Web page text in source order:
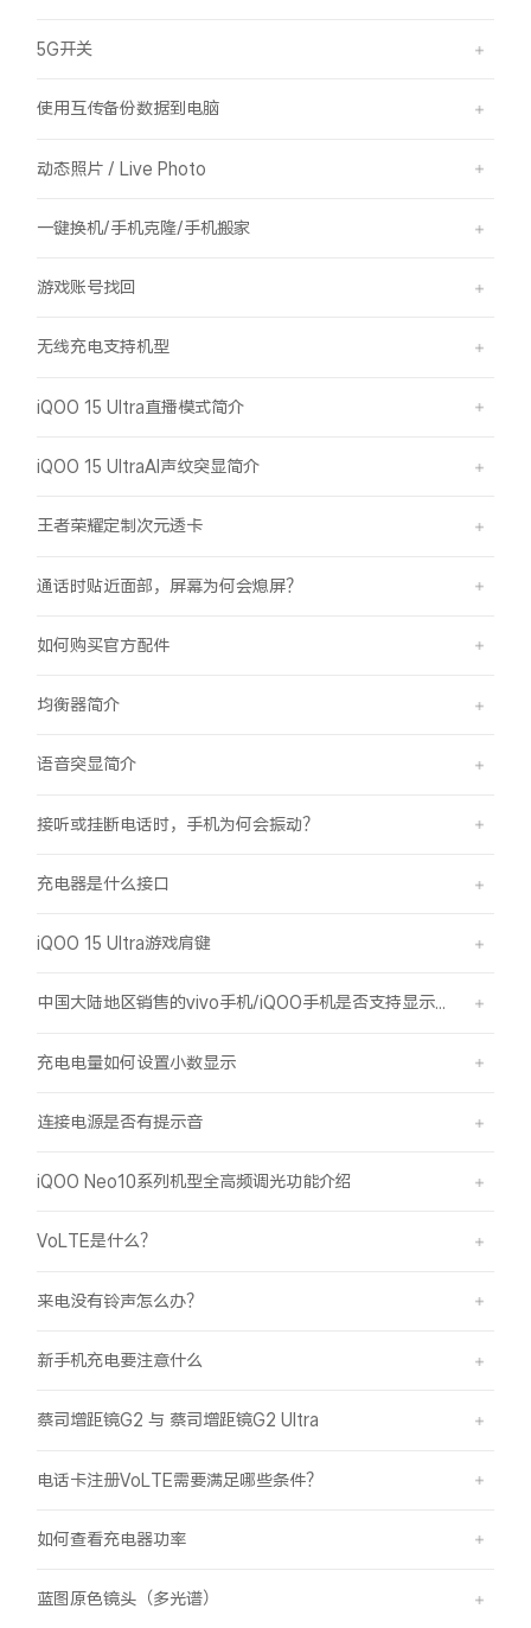
5G开关
使用互传备份数据到电脑
动态照片 / Live Photo
一键换机/手机克隆/手机搬家
游戏账号找回
无线充电支持机型
iQOO 15 Ultra直播模式简介
iQOO 15 UltraAI声纹突显简介
王者荣耀定制次元透卡
通话时贴近面部，屏幕为何会熄屏？
如何购买官方配件
均衡器简介
语音突显简介
接听或挂断电话时，手机为何会振动？
充电器是什么接口
iQOO 15 Ultra游戏肩键
中国大陆地区销售的vivo手机/iQOO手机是否支持显示国外号码的归属地信息？
充电电量如何设置小数显示
连接电源是否有提示音
iQOO Neo10系列机型全高频调光功能介绍
VoLTE是什么？
来电没有铃声怎么办？
新手机充电要注意什么
蔡司增距镜G2 与 蔡司增距镜G2 Ultra
电话卡注册VoLTE需要满足哪些条件？
如何查看充电器功率
蓝图原色镜头（多光谱）